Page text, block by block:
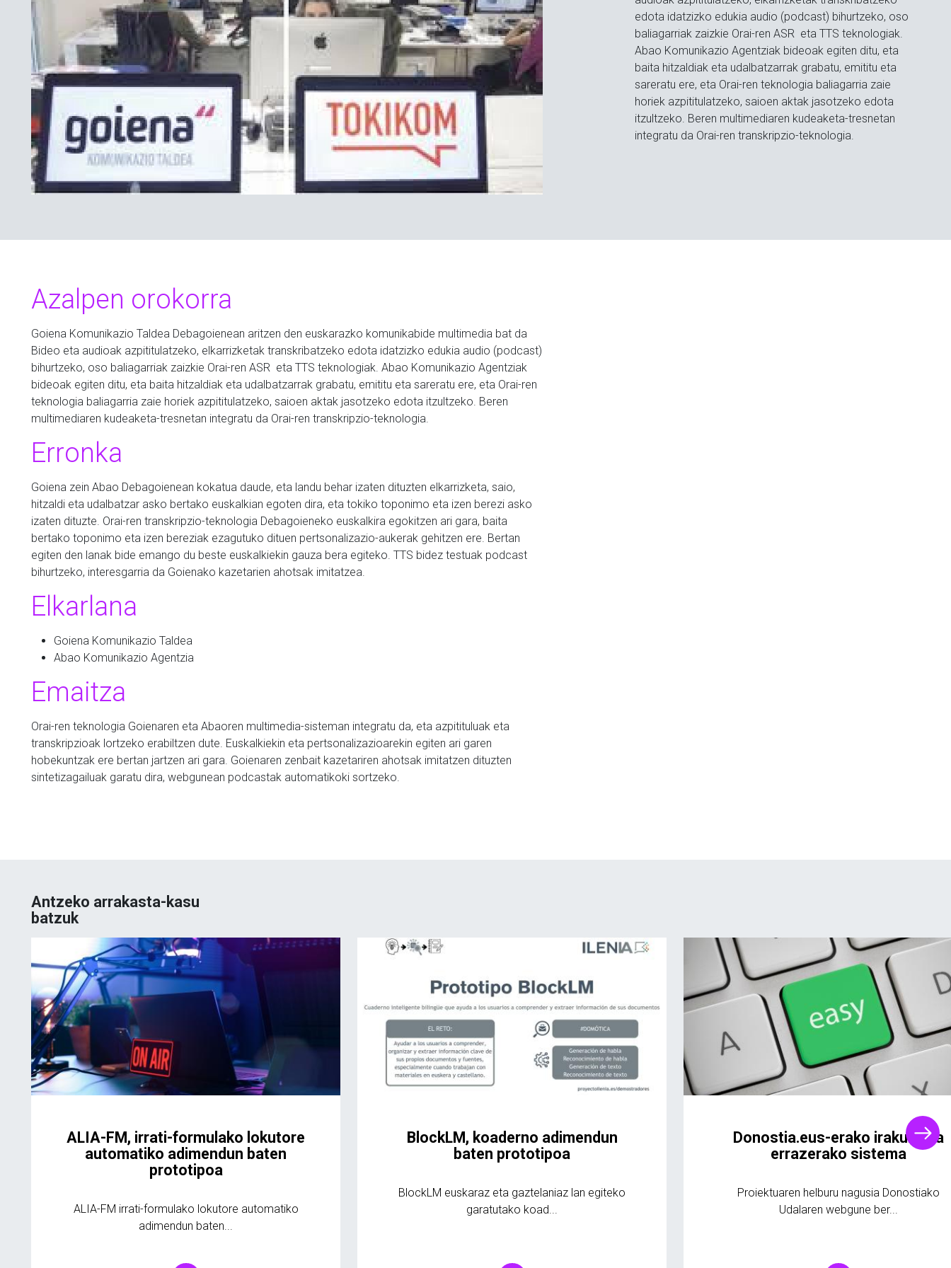
edota idatzizko edukia audio (podcast) bihurtzeko, oso
baliagarriak zaizkie Orai-ren ASR eta TTS teknologiak.
Abao Komunikazio Agentziak bideoak egiten ditu, eta
baita hitzaldiak eta udalbatzarrak grabatu, emititu eta
sareratu ere, eta Orai-ren teknologia baliagarria zaie
horiek azpititulatzeko, saioen aktak jasotzeko edota
itzultzeko. Beren multimediaren kudeaketa-tresnetan
integratu da Orai-ren transkripzio-teknologia.
Azalpen orokorra
Goiena Komunikazio Taldea Debagoienean aritzen den euskarazko komunikabide multimedia bat da
Bideo eta audioak azpititulatzeko, elkarrizketak transkribatzeko edota idatzizko edukia audio (podcast)
bihurtzeko, oso baliagarriak zaizkie Orai-ren ASR eta TTS teknologiak. Abao Komunikazio Agentziak
bideoak egiten ditu, eta baita hitzaldiak eta udalbatzarrak grabatu, emititu eta sareratu ere, eta Orai-ren
teknologia baliagarria zaie horiek azpititulatzeko, saioen aktak jasotzeko edota itzultzeko. Beren
multimediaren kudeaketa-tresnetan integratu da Orai-ren transkripzio-teknologia.
Erronka
Goiena zein Abao Debagoienean kokatua daude, eta landu behar izaten dituzten elkarrizketa, saio,
hitzaldi eta udalbatzar asko bertako euskalkian egoten dira, eta tokiko toponimo eta izen berezi asko
izaten dituzte. Orai-ren transkripzio-teknologia Debagoieneko euskalkira egokitzen ari gara, baita
bertako toponimo eta izen bereziak ezagutuko dituen pertsonalizazio-aukerak gehitzen ere. Bertan
egiten den lanak bide emango du beste euskalkiekin gauza bera egiteko. TTS bidez testuak podcast
bihurtzeko, interesgarria da Goienako kazetarien ahotsak imitatzea.
Elkarlana
Goiena Komunikazio Taldea
Abao Komunikazio Agentzia
Emaitza
Orai-ren teknologia Goienaren eta Abaoren multimedia-sisteman integratu da, eta azpitituluak eta
transkripzioak lortzeko erabiltzen dute. Euskalkiekin eta pertsonalizazioarekin egiten ari garen
hobekuntzak ere bertan jartzen ari gara. Goienaren zenbait kazetariren ahotsak imitatzen dituzten
sintetizagailuak garatu dira, webgunean podcastak automatikoki sortzeko.
Antzeko arrakasta-kasu
batzuk
ALIA-FM, irrati-formulako lokutore
automatiko adimendun baten
prototipoa
ALIA-FM irrati-formulako lokutore automatiko
adimendun baten...
BlockLM, koaderno adimendun
baten prototipoa
BlockLM euskaraz eta gaztelaniaz lan egiteko
garatutako koad...
Donostia.eus-erako irakurketa
errazerako sistema
Proiektuaren helburu nagusia Donostiako
Udalaren webgune ber...